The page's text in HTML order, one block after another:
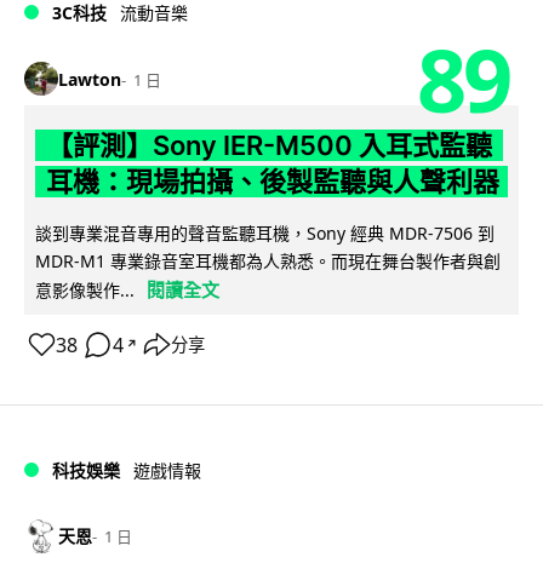
3C科技 流動音樂
Lawton 1 日 89
【評測】Sony IER-M500 入耳式監聽
耳機：現場拍攝、後製監聽與人聲利器
談到專業混音專用的聲音監聽耳機，Sony 經典 MDR-7506 到
MDR-M1 專業錄音室耳機都為人熟悉。而現在舞台製作者與創
意影像製作...
閱讀全文
38 4 ↗ 分享
科技娛樂 遊戲情報
天恩 1 日